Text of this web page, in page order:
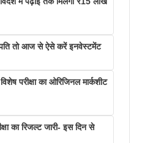
तो आज से ऐसे करें इनवेस्टमेंट
परीक्षा का ओरिजिनल मार्कशीट
का रिजल्ट जारी- इस दिन से